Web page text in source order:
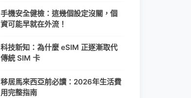
手機安全健檢：這幾個設定沒關，個
資可能早就在外流！
科技新知：為什麼 eSIM 正逐漸取代
傳統 SIM 卡
移居馬來西亞前必讀：2026年生活費
用完整指南